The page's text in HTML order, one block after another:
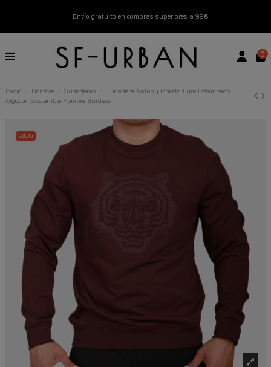
Envío gratuito en compras superiores a 99€
Nuevos productos disponibles esta semana
0
Inicio Hombre Sudaderas
Sudadera Antony Morato Tigre Estampado
Algodon Sostenible Hombre Burdeos
-20%